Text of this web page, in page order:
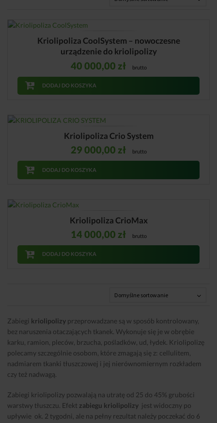
Kriolipoliza CoolSystem – nowoczesne
urządzenie do kriolipolizy
40 000,00 zł brutto
DODAJ DO KOSZYKA
Kriolipoliza Crio System
29 000,00 zł brutto
DODAJ DO KOSZYKA
Kriolipoliza CrioMax
14 000,00 zł brutto
DODAJ DO KOSZYKA
Zabiegi kriolipolizy przeprowadzane są w sposób kontrolowany,
bez naruszenia otaczających tkanek. Wykonuje się je w obrębie
karku, ramion, pleców, brzucha, pośladków, ud, łydek. Kriolipolizę
polecamy szczególnie osobom, które zmagają się z: cellulitem,
nadmiarem tkanki tłuszczowej i jej nierównomiernym rozkładem
czy też nadwagą.
Zabiegi kriolipolizy pozwalają na utratę od 25 do 45% grubości
warstwy tłuszczu. Efekt zabiegu kriolipolizy jest widoczny po
upływie ok. 2 tygodni, ale na pełny rezultat należy poczekać do 6